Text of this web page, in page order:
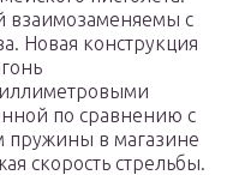
взаимозаменяемы с
Новая конструкция
по сравнению с
в магазине
скорость стрельбы.